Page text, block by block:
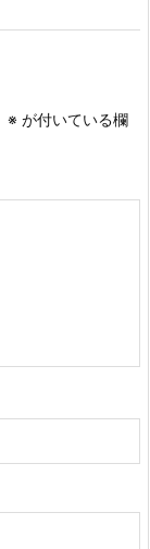
※ が付いている欄